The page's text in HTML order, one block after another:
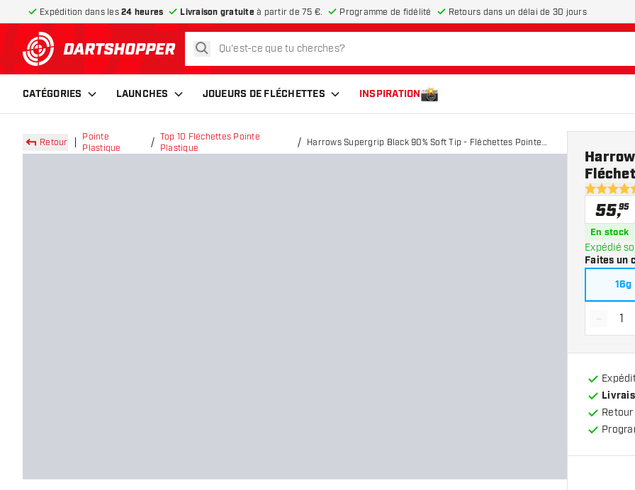
Expédition dans les 24 heures Livraison gratuite à partir de 75 €. Programme de fidélité Retours dans un délai de 30 jours
retour à la page d’accueil
rechercher
CATÉGORIES LAUNCHES JOUEURS DE FLÉCHETTES INSPIRATION
Retour
Pointe
Plastique
Top 10 Fléchettes Pointe
Plastique
Harrows Supergrip Black 90% Soft Tip - Fléchettes Pointe
Plastique
4.6
55,95
En stock
Expédié
Faites un
16g
-